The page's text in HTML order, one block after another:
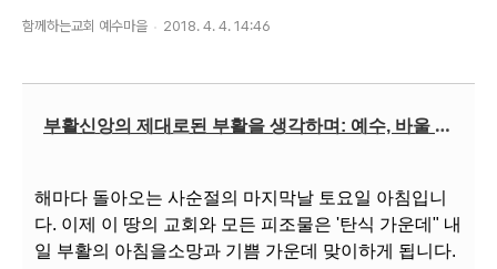
함께하는교회 예수마을 2018. 4. 4. 14:46
부
활신앙의 제대로된 부활을 생각하며: 예수, 바울 그리고 하나님의 나라
해마다 돌아오는 사순절의 마지막날 토요일 아침입니
다. 이제 이 땅의 교회와 모든 피조물은 '탄식 가운데" 내
일 부활의 아침을소망과 기쁨 가운데 맞이하게 됩니다.